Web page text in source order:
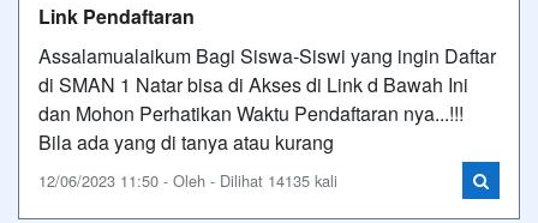
Link Pendaftaran
Assalamualaikum Bagi Siswa-Siswi yang ingin Daftar
di SMAN 1 Natar bisa di Akses di Link d Bawah Ini
dan Mohon Perhatikan Waktu Pendaftaran nya...!!!
Bila ada yang di tanya atau kurang
12/06/2023 11:50 - Oleh - Dilihat 14135 kali